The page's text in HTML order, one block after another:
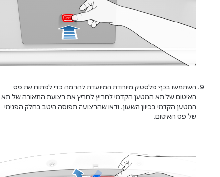
השתמשו בכף פלסטיק מיוחדת המיועדת להרמה כדי לפתוח את פס
האיטום של תא המטען הקדמי לחריץ לחריץ את רצועת התאורה של תא
המטען הקדמי בכיוון השעון. ודאו שהרצועה תפוסה היטב בחלק הפנימי
של פס האיטום.